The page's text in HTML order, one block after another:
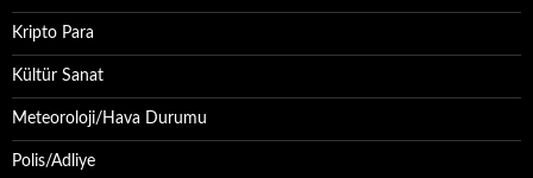
Kripto Para
Kültür Sanat
Meteoroloji/Hava Durumu
Polis/Adliye